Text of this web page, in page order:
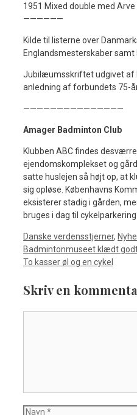
1951 Mixed double med
——————
Kilde til listerne over
Englandsmesterskaber
Jubilæumsskriftet udgivet af
anledning af forbundets 75-
———————————————
Amager Badminton Club
Klubben ABC findes
ejendomskomplekset og
satte huslejen så højt op, at
sig opløse. Københavns
eksisterer stadig i gården,
bruges i dag til
Kategorier
Danske verdensstjerner,
Badmintonmuseet klædt
To kasser øl og en cykel
Skriv en
Navn